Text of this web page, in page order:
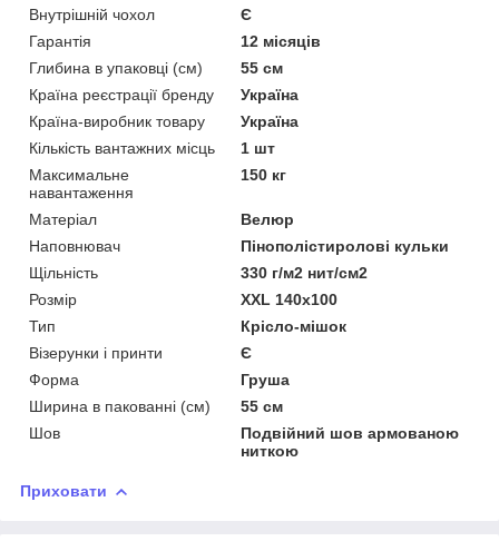
Внутрішній чохол
Є
Гарантія
12 місяців
Глибина в упаковці (см)
55 см
Країна реєстрації бренду
Україна
Країна-виробник товару
Україна
Кількість вантажних місць
1 шт
Максимальне
навантаження
150 кг
Матеріал
Велюр
Наповнювач
Пінополістиролові кульки
Щільність
330 г/м2 нит/см2
Розмір
XXL 140x100
Тип
Крісло-мішок
Візерунки і принти
Є
Форма
Груша
Ширина в пакованні (см)
55 см
Шов
Подвійний шов армованою
ниткою
Приховати